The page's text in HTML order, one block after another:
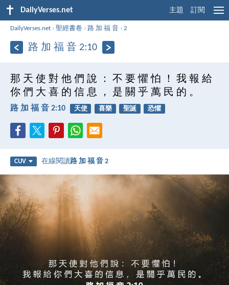
DailyVerses.net 主題 訂閱
DailyVerses.net ›聖經書卷 › 路 加 福 音 ›2
路 加 福 音 2:10
那 天 使 對 他 們 說 ： 不 要 懼 怕 ！ 我 報 給
你 們 大 喜 的 信 息 ， 是 關 乎 萬 民 的 。
路 加 福 音 2:10 天使 喜樂 聖誕 恐懼
CUV 在線閱讀路 加 福 音 2